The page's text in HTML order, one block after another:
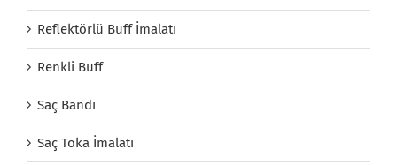
Reflektörlü Buff İmalatı
Renkli Buff
Saç Bandı
Saç Toka İmalatı